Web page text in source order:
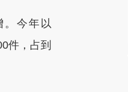
今年以
件，占到